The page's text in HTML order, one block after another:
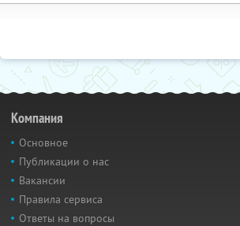
Компания
Основное
Публикации о нас
Вакансии
Правила сервиса
Ответы на вопросы